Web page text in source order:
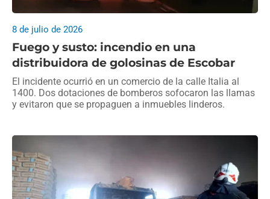
Fuego y susto: incendio en una
distribuidora de golosinas de Escobar
8 de julio de 2026
El incidente ocurrió en un comercio de la calle Italia al
1400. Dos dotaciones de bomberos sofocaron las llamas
y evitaron que se propaguen a inmuebles linderos.